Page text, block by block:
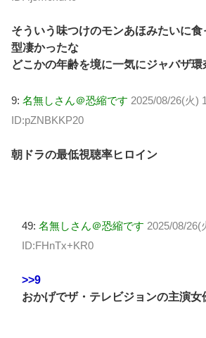
そういう味つけのモンあほみたいに
型凄かったな
どこかの年齢を境に一気にジャバザ環
9: 名無しさん＠恐縮です 2025/08/26(火)
ID:pZNBKKP20
朝ドラの最低視聴率ヒロイン
49: 名無しさん＠恐縮です 2025/08/26(
ID:FHnTx+KR0
>>9
おかげでザ・テレビジョンの主演女